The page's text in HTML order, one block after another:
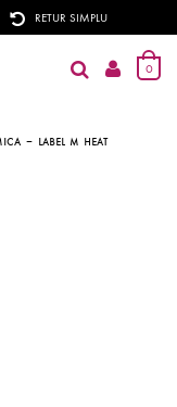
RETUR SIMPLU
0
– label m heat